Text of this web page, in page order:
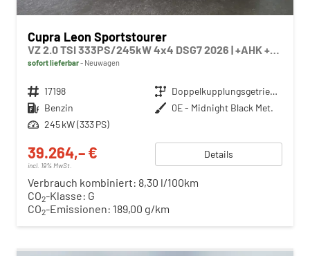
Cupra Leon Sportstourer
VZ 2.0 TSI 333PS/245kW 4x4 DSG7 2026 | +AHK +NAVI +Matrix +Immersive +5J Erw. Garantie
sofort lieferbar Neuwagen
Fahrzeugnr. 17198 Getriebe
Doppelkupplungsgetriebe (DSG)
Kraftstoff Benzin Außenfarbe 0E - Midnight Black Met.
Leistung 245 kW (333 PS)
39.264,– €
incl. 19% MwSt.
Details
Verbrauch kombiniert: 8,30 l/100km
CO2-Klasse: G
CO2-Emissionen: 189,00 g/km